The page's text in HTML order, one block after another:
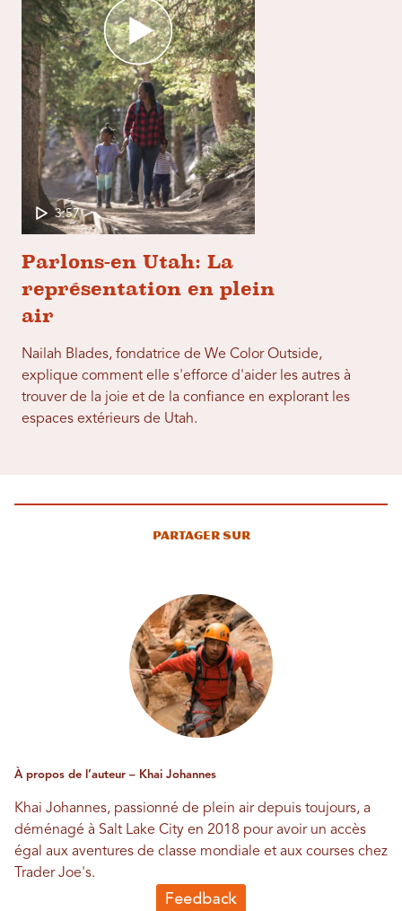
3:57
Parlons-en Utah: La
représentation en plein
air
Nailah Blades, fondatrice de We Color Outside,
explique comment elle s'efforce d'aider les autres à
trouver de la joie et de la confiance en explorant les
espaces extérieurs de Utah.
Partager sur
À propos de l’auteur – Khai Johannes
Khai Johannes, passionné de plein air depuis toujours, a
déménagé à Salt Lake City en 2018 pour avoir un accès
égal aux aventures de classe mondiale et aux courses chez
Trader Joe's.